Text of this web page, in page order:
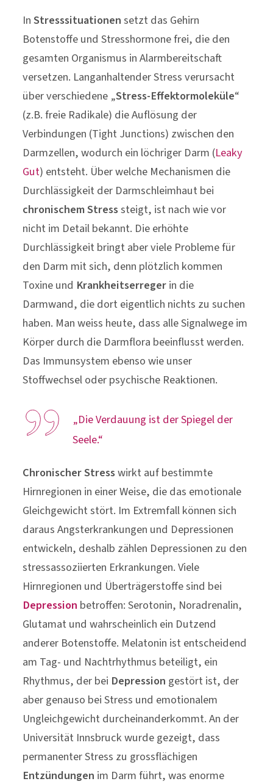
InStresssituationensetzt das Gehirn
Botenstoffe und Stresshormone frei, die den
gesamten Organismus in Alarmbereitschaft
versetzen. Langanhaltender Stress verursacht
über verschiedene „Stress-Effektormoleküle“
(z.B. freie Radikale) die Auflösung der
Verbindungen (Tight Junctions) zwischen den
Darmzellen, wodurch ein löchriger Darm (Leaky
Gut) entsteht. Über welche Mechanismen die
Durchlässigkeit der Darmschleimhaut bei
chronischem Stresssteigt, ist nach wie vor
nicht im Detail bekannt. Die erhöhte
Durchlässigkeit bringt aber viele Probleme für
den Darm mit sich, denn plötzlich kommen
Toxine und Krankheitserregerin die
Darmwand, die dort eigentlich nichts zu suchen
haben. Man weiss heute, dass alle Signalwege im
Körper durch die Darmflora beeinflusst werden.
Das Immunsystem ebenso wie unser
Stoffwechsel oder psychische Reaktionen.
„Die Verdauung ist der Spiegel der
Seele.“
Chronischer Stresswirkt auf bestimmte
Hirnregionen in einer Weise, die das emotionale
Gleichgewicht stört. Im Extremfall können sich
daraus Angsterkrankungen und Depressionen
entwickeln, deshalb zählen Depressionen zu den
stressassoziierten Erkrankungen. Viele
Hirnregionen und Überträgerstoffe sind bei
Depression betroffen: Serotonin, Noradrenalin,
Glutamat und wahrscheinlich ein Dutzend
anderer Botenstoffe. Melatonin ist entscheidend
am Tag- und Nachtrhythmus beteiligt, ein
Rhythmus, der bei Depression gestört ist, der
aber genauso bei Stress und emotionalem
Ungleichgewicht durcheinanderkommt. An der
Universität Innsbruck wurde gezeigt, dass
permanenter Stress zu grossflächigen
Entzündungen im Darm führt, was enorme